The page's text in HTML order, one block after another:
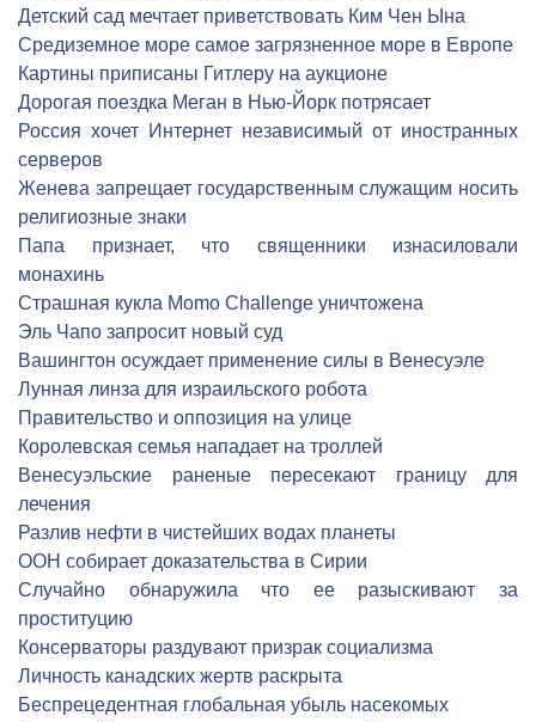
Детский сад мечтает приветствовать Ким Чен Ына
Средиземное море самое загрязненное море в Европе
Картины приписаны Гитлеру на аукционе
Дорогая поездка Меган в Нью-Йорк потрясает
Россия хочет Интернет независимый от иностранных
серверов
Женева запрещает государственным служащим носить
религиозные знаки
Папа признает, что священники изнасиловали
монахинь
Страшная кукла Momo Challenge уничтожена
Эль Чапо запросит новый суд
Вашингтон осуждает применение силы в Венесуэле
Лунная линза для израильского робота
Правительство и оппозиция на улице
Королевская семья нападает на троллей
Венесуэльские раненые пересекают границу для
лечения
Разлив нефти в чистейших водах планеты
ООН собирает доказательства в Сирии
Cлучайно обнаружила что ее разыскивают за
проституцию
Консерваторы раздувают призрак социализма
Личность канадских жертв раскрыта
Беспрецедентная глобальная убыль насекомых